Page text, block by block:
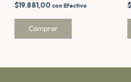
$19.881,00 con Efectivo
Comprar